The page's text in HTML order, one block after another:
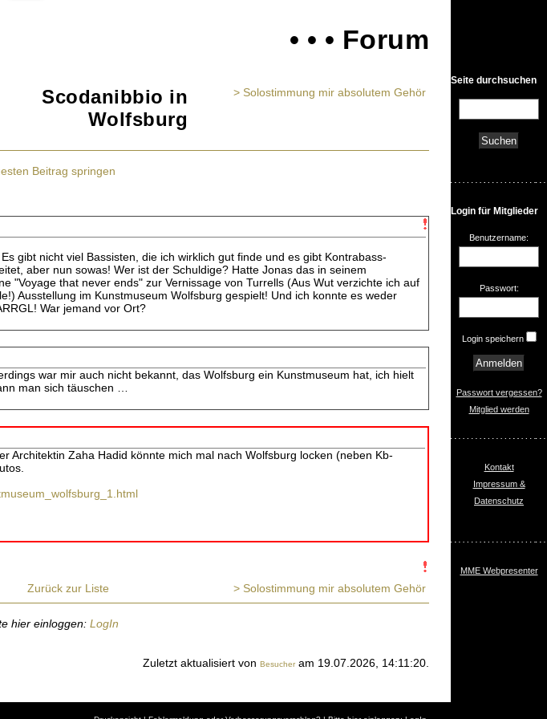
Seite durchsuchen
Login für Mitglieder
Benutzername:
Passwort:
Login speichern
Passwort vergessen?
Mitglied werden
Kontakt
Impressum &
Datenschutz
MME Webpresenter
• • • Forum
Scodanibbio in
Wolfsburg
> Solostimmung mir absolutem Gehör
Beitrag springen
gibt nicht viel Bassisten, die ich wirklich gut finde und es gibt Kontrabass-
aber nun sowas! Wer ist der Schuldige? Hatte Jonas das in seinem
"Voyage that never ends" zur Vernissage von Turrells (Aus Wut verzichte ich auf
Ausstellung im Kunstmuseum Wolfsburg gespielt! Und ich konnte es weder
War jemand vor Ort?
war mir auch nicht bekannt, das Wolfsburg ein Kunstmuseum hat, ich hielt
man sich täuschen …
Architektin Zaha Hadid könnte mich mal nach Wolfsburg locken (neben Kb-
Zurück zur Liste > Solostimmung mir absolutem Gehör
hier einloggen: LogIn
Zuletzt aktualisiert von Besucheram 19.07.2026, 14:11:20.